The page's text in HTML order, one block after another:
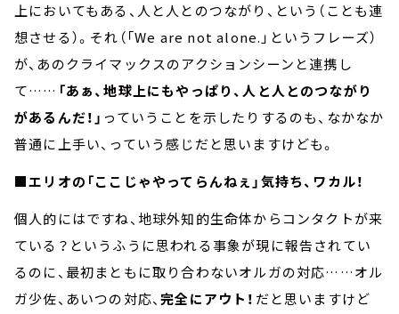
上においてもある、人と人とのつながり、という（ことも連
想させる）。それ（「We are not alone.」というフレーズ）
が、あのクライマックスのアクションシーンと連携し
て…… 「あぁ、地球上にもやっぱり、人と人とのつながり
があるんだ！」 っていうことを示したりするのも、なかなか
普通に上手い、っていう感じだと思いますけども。
■エリオの「ここじゃやってらんねぇ」気持ち、ワカル！
個人的にはですね、地球外知的生命体からコンタクトが来
ている？というふうに思われる事象が現に報告されてい
るのに、最初まともに取り合わないオルガの対応……オル
ガ少佐、あいつの対応、完全にアウト！ だと思いますけど